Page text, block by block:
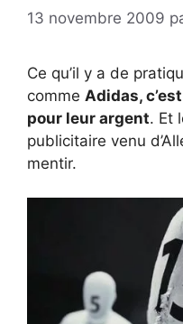
13 novembre 2009
Ce qu’il y a de
comme Adidas,
pour leur argent. Et
publicitaire venu
mentir.